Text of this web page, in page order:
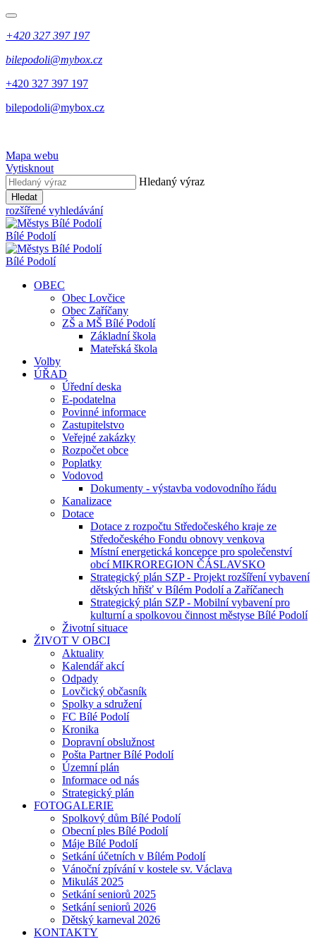
+420 327 397 197
bilepodoli@mybox.cz
+420 327 397 197
bilepodoli@mybox.cz
Mapa webu
Vytisknout
Hledaný výraz
Hledat
rozšířené vyhledávání
Bílé Podolí
Bílé Podolí
OBEC
Obec Lovčice
Obec Zaříčany
ZŠ a MŠ Bílé Podolí
Základní škola
Mateřská škola
Volby
ÚŘAD
Úřední deska
E-podatelna
Povinné informace
Zastupitelstvo
Veřejné zakázky
Rozpočet obce
Poplatky
Vodovod
Dokumenty - výstavba vodovodního řádu
Kanalizace
Dotace
Dotace z rozpočtu Středočeského kraje ze
Středočeského Fondu obnovy venkova
Místní energetická koncepce pro společenství
obcí MIKROREGION ČÁSLAVSKO
Strategický plán SZP - Projekt rozšíření vybavení
dětských hřišť v Bílém Podolí a Zaříčanech
Strategický plán SZP - Mobilní vybavení pro
kulturní a spolkovou činnost městyse Bílé Podolí
Životní situace
ŽIVOT V OBCI
Aktuality
Kalendář akcí
Odpady
Lovčický občasník
Spolky a sdružení
FC Bílé Podolí
Kronika
Dopravní obslužnost
Pošta Partner Bílé Podolí
Územní plán
Informace od nás
Strategický plán
FOTOGALERIE
Spolkový dům Bílé Podolí
Obecní ples Bílé Podolí
Máje Bílé Podolí
Setkání účetních v Bílém Podolí
Vánoční zpívání v kostele sv. Václava
Mikuláš 2025
Setkání seniorů 2025
Setkání seniorů 2026
Dětský karneval 2026
KONTAKTY